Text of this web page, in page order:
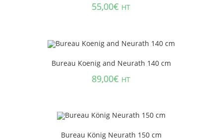
55,00€ HT
Bureau Koenig and Neurath 140 cm
89,00€ HT
Bureau König Neurath 150 cm